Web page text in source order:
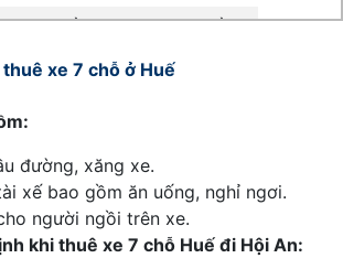
đồng 2.200.000 đồng
thuê xe 7 chỗ ở Huế
đường, xăng xe.
xế bao gồm ăn uống, nghỉ ngơi.
người ngồi trên xe.
khi thuê xe 7 chỗ Huế đi Hội An: